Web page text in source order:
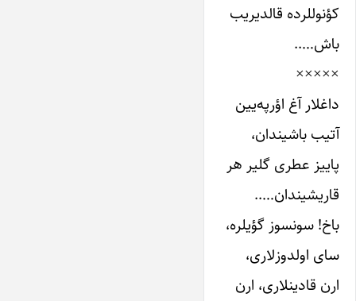
کؤنوللرده‌ قالدیریب‌
باش‌…..
×××××
داغلار آغ‌ اؤرپه‌یین‌
آتیب‌ باشیندان‌،
پاییز عطری‌ گلیر هر
قاریشیندان‌…..
باخ‌! سونسوز گؤیلره‌،
سای‌ اولدوزلاری‌،
ارن‌ قادینلاری‌، ارن‌